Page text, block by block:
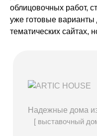
облицовочных работ,
уже готовые
тематических сайтах,
Надежные дома
[ выставочный